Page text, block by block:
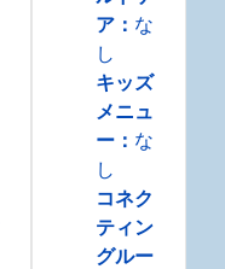
ア ： な
し
キッズ
メニュ
ー ： な
し
コネク
ティン
グルー